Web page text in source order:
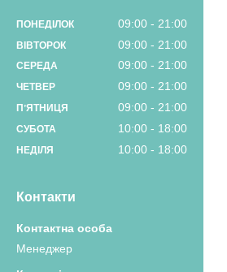
ПОНЕДІЛОК 09:00 21:00
ВІВТОРОК 09:00 21:00
СЕРЕДА 09:00 21:00
ЧЕТВЕР 09:00 21:00
ПʼЯТНИЦЯ 09:00 21:00
СУБОТА 10:00 18:00
НЕДІЛЯ 10:00 18:00
Контакти
Менеджер